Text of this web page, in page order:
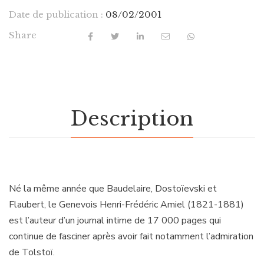
Date de publication : 08/02/2001
Share
Description
Né la même année que Baudelaire, Dostoïevski et
Flaubert, le Genevois Henri-Frédéric Amiel (1821-1881)
est l’auteur d’un journal intime de 17 000 pages qui
continue de fasciner après avoir fait notamment l’admiration
de Tolstoï.